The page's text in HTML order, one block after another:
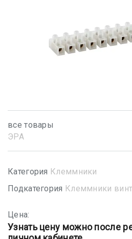
все товары
ЭРА
Категория Клеммники
Подкатегория Клеммники
Цена:
Узнать цену можно после